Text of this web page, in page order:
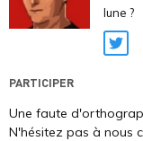
lune ?
PARTICIPER
Une faute
N'hésitez pas à nous